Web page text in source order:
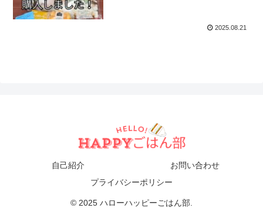
2025.08.21
自己紹介
お問い合わせ
プライバシーポリシー
© 2025 ハローハッピーごはん部.